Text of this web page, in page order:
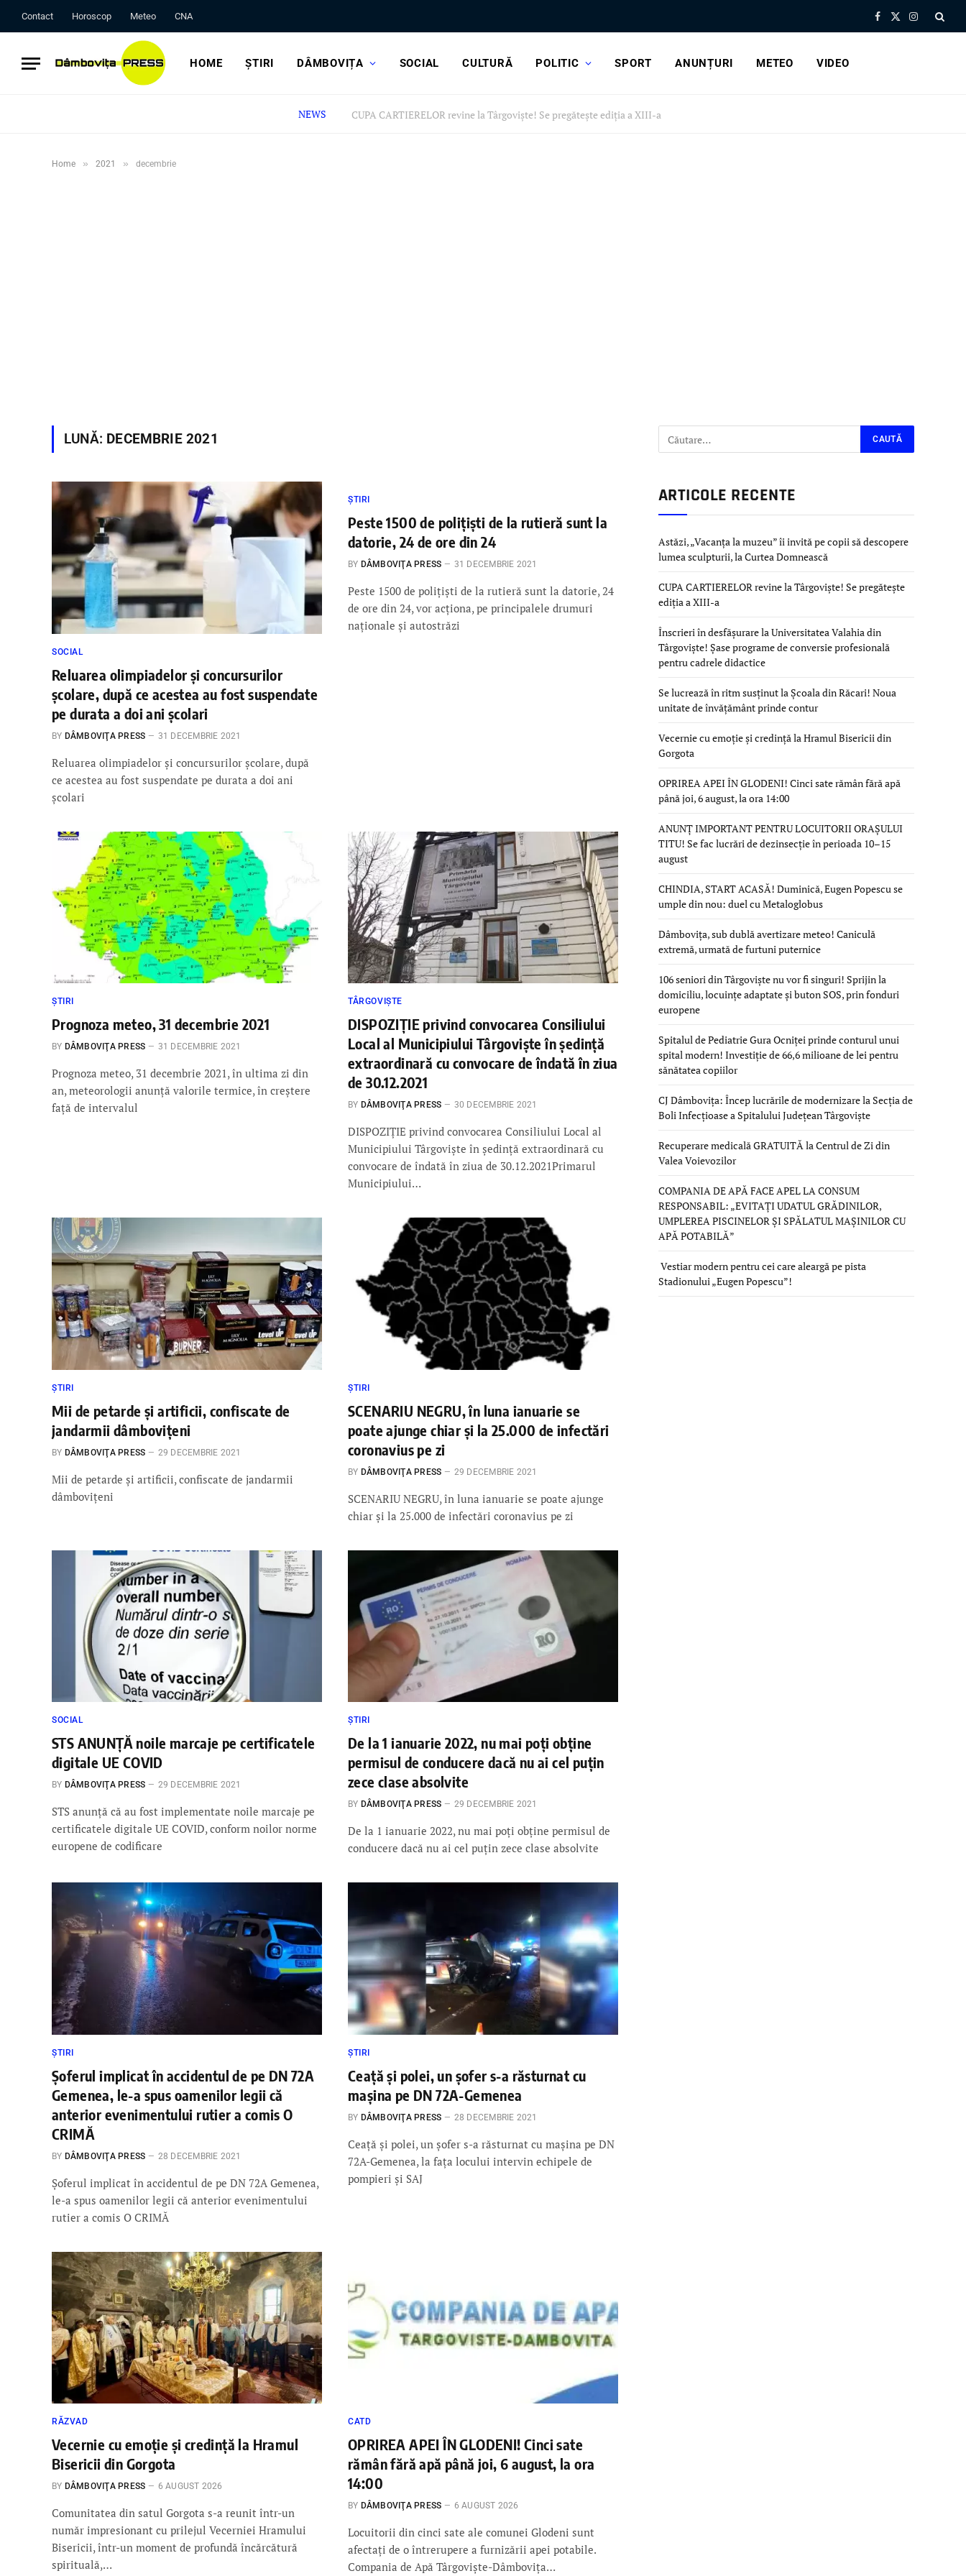
Contact Horoscop Meteo CNA Facebook
X
Instagram
HOME ȘTIRI DÂMBOVIȚA SOCIAL CULTURĂ POLITIC SPORT ANUNȚURI METEO VIDEO
NEWS CUPA CARTIERELOR revine la Târgoviște! Se pregătește ediția a XIII-a
Home » 2021 » decembrie
LUNĂ: DECEMBRIE 2021
SOCIAL
Reluarea olimpiadelor și concursurilor
școlare, după ce acestea au fost suspendate
pe durata a doi ani școlari
BY DÂMBOVIŢA PRESS 31 DECEMBRIE 2021
Reluarea olimpiadelor și concursurilor școlare, după
ce acestea au fost suspendate pe durata a doi ani
școlari
ȘTIRI
Peste 1500 de polițiști de la rutieră sunt la
datorie, 24 de ore din 24
BY DÂMBOVIŢA PRESS 31 DECEMBRIE 2021
Peste 1500 de polițiști de la rutieră sunt la datorie, 24
de ore din 24, vor acționa, pe principalele drumuri
naționale și autostrăzi
ȘTIRI
Prognoza meteo, 31 decembrie 2021
BY DÂMBOVIŢA PRESS 31 DECEMBRIE 2021
Prognoza meteo, 31 decembrie 2021, în ultima zi din
an, meteorologii anunţă valorile termice, în creştere
faţă de intervalul
TÂRGOVIȘTE
DISPOZIȚIE privind convocarea Consiliului
Local al Municipiului Târgoviște în ședință
extraordinară cu convocare de îndată în ziua
de 30.12.2021
BY DÂMBOVIŢA PRESS 30 DECEMBRIE 2021
DISPOZIȚIE privind convocarea Consiliului Local al
Municipiului Târgoviște în ședință extraordinară cu
convocare de îndată în ziua de 30.12.2021Primarul
Municipiului…
ȘTIRI
Mii de petarde și artificii, confiscate de
jandarmii dâmbovițeni
BY DÂMBOVIŢA PRESS 29 DECEMBRIE 2021
Mii de petarde și artificii, confiscate de jandarmii
dâmbovițeni
ȘTIRI
SCENARIU NEGRU, în luna ianuarie se
poate ajunge chiar și la 25.000 de infectări
coronavius pe zi
BY DÂMBOVIŢA PRESS 29 DECEMBRIE 2021
SCENARIU NEGRU, în luna ianuarie se poate ajunge
chiar și la 25.000 de infectări coronavius pe zi
SOCIAL
STS ANUNȚĂ noile marcaje pe certificatele
digitale UE COVID
BY DÂMBOVIŢA PRESS 29 DECEMBRIE 2021
STS anunţă că au fost implementate noile marcaje pe
certificatele digitale UE COVID, conform noilor norme
europene de codificare
ȘTIRI
De la 1 ianuarie 2022, nu mai poți obține
permisul de conducere dacă nu ai cel puțin
zece clase absolvite
BY DÂMBOVIŢA PRESS 29 DECEMBRIE 2021
De la 1 ianuarie 2022, nu mai poți obține permisul de
conducere dacă nu ai cel puțin zece clase absolvite
ȘTIRI
Șoferul implicat în accidentul de pe DN 72A
Gemenea, le-a spus oamenilor legii că
anterior evenimentului rutier a comis O
CRIMĂ
BY DÂMBOVIŢA PRESS 28 DECEMBRIE 2021
Șoferul implicat în accidentul de pe DN 72A Gemenea,
le-a spus oamenilor legii că anterior evenimentului
rutier a comis O CRIMĂ
ȘTIRI
Ceață și polei, un șofer s-a răsturnat cu
mașina pe DN 72A-Gemenea
BY DÂMBOVIŢA PRESS 28 DECEMBRIE 2021
Ceață și polei, un șofer s-a răsturnat cu mașina pe DN
72A-Gemenea, la fața locului intervin echipele de
pompieri și SAJ
RĂZVAD
Vecernie cu emoție și credință la Hramul
Bisericii din Gorgota
BY DÂMBOVIŢA PRESS 6 AUGUST 2026
Comunitatea din satul Gorgota s-a reunit într-un
număr impresionant cu prilejul Vecerniei Hramului
Bisericii, într-un moment de profundă încărcătură
spirituală,…
CATD
OPRIREA APEI ÎN GLODENI! Cinci sate
rămân fără apă până joi, 6 august, la ora
14:00
BY DÂMBOVIŢA PRESS 6 AUGUST 2026
Locuitorii din cinci sate ale comunei Glodeni sunt
afectați de o întrerupere a furnizării apei potabile.
Compania de Apă Târgoviște-Dâmbovița…
ARTICOLE RECENTE
Astăzi, „Vacanța la muzeu” îi invită pe copii să descopere
lumea sculpturii, la Curtea Domnească
CUPA CARTIERELOR revine la Târgoviște! Se pregătește
ediția a XIII-a
Înscrieri în desfășurare la Universitatea Valahia din
Târgoviște! Șase programe de conversie profesională
pentru cadrele didactice
Se lucrează în ritm susținut la Școala din Răcari! Noua
unitate de învățământ prinde contur
Vecernie cu emoție și credință la Hramul Bisericii din
Gorgota
OPRIREA APEI ÎN GLODENI! Cinci sate rămân fără apă
până joi, 6 august, la ora 14:00
ANUNȚ IMPORTANT PENTRU LOCUITORII ORAȘULUI
TITU! Se fac lucrări de dezinsecție în perioada 10–15
august
CHINDIA, START ACASĂ! Duminică, Eugen Popescu se
umple din nou: duel cu Metaloglobus
Dâmbovița, sub dublă avertizare meteo! Caniculă
extremă, urmată de furtuni puternice
106 seniori din Târgoviște nu vor fi singuri! Sprijin la
domiciliu, locuințe adaptate și buton SOS, prin fonduri
europene
Spitalul de Pediatrie Gura Ocniței prinde conturul unui
spital modern! Investiție de 66,6 milioane de lei pentru
sănătatea copiilor
CJ Dâmbovița: Încep lucrările de modernizare la Secția de
Boli Infecțioase a Spitalului Județean Târgoviște
Recuperare medicală GRATUITĂ la Centrul de Zi din
Valea Voievozilor
COMPANIA DE APĂ FACE APEL LA CONSUM
RESPONSABIL: „EVITAȚI UDATUL GRĂDINILOR,
UMPLEREA PISCINELOR ȘI SPĂLATUL MAȘINILOR CU
APĂ POTABILĂ”
Vestiar modern pentru cei care aleargă pe pista
Stadionului „Eugen Popescu”!